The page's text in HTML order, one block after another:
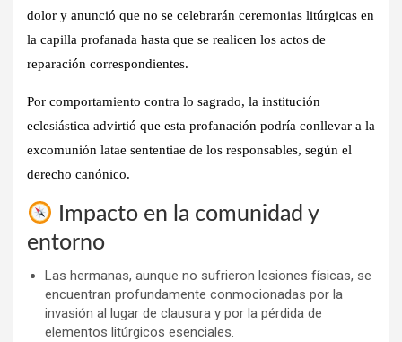
dolor y anunció que no se celebrarán ceremonias litúrgicas en
la capilla profanada hasta que se realicen los actos de
reparación correspondientes.
Por comportamiento contra lo sagrado, la institución
eclesiástica advirtió que esta profanación podría conllevar a la
excomunión latae sententiae de los responsables, según el
derecho canónico.
Impacto en la comunidad y
entorno
Las hermanas, aunque no sufrieron lesiones físicas, se
encuentran profundamente conmocionadas por la
invasión al lugar de clausura y por la pérdida de
elementos litúrgicos esenciales.